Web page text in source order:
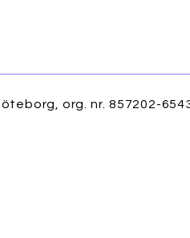
org. nr. 857202-